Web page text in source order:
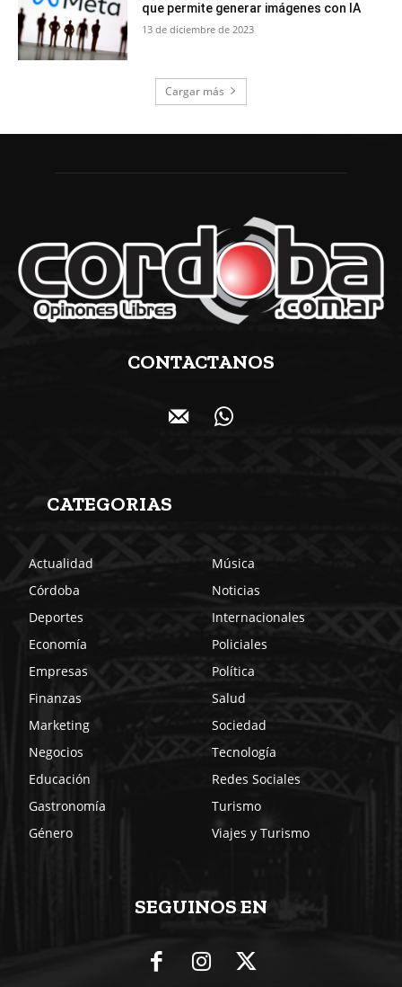
que permite generar imágenes con IA
13 de diciembre de 2023
Cargar más
CONTACTANOS
CATEGORIAS
Actualidad
Córdoba
Deportes
Economía
Empresas
Finanzas
Marketing
Negocios
Educación
Gastronomía
Género
Música
Noticias
Internacionales
Policiales
Política
Salud
Sociedad
Tecnología
Redes Sociales
Turismo
Viajes y Turismo
SEGUINOS EN